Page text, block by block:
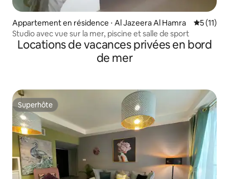
Appartement en résidence ⋅ Al Jazeera Al Hamra
5 (11)
Studio avec vue sur la mer, piscine et salle de sport
Locations de vacances privées en bord
de mer
Superhôte
Superhôte